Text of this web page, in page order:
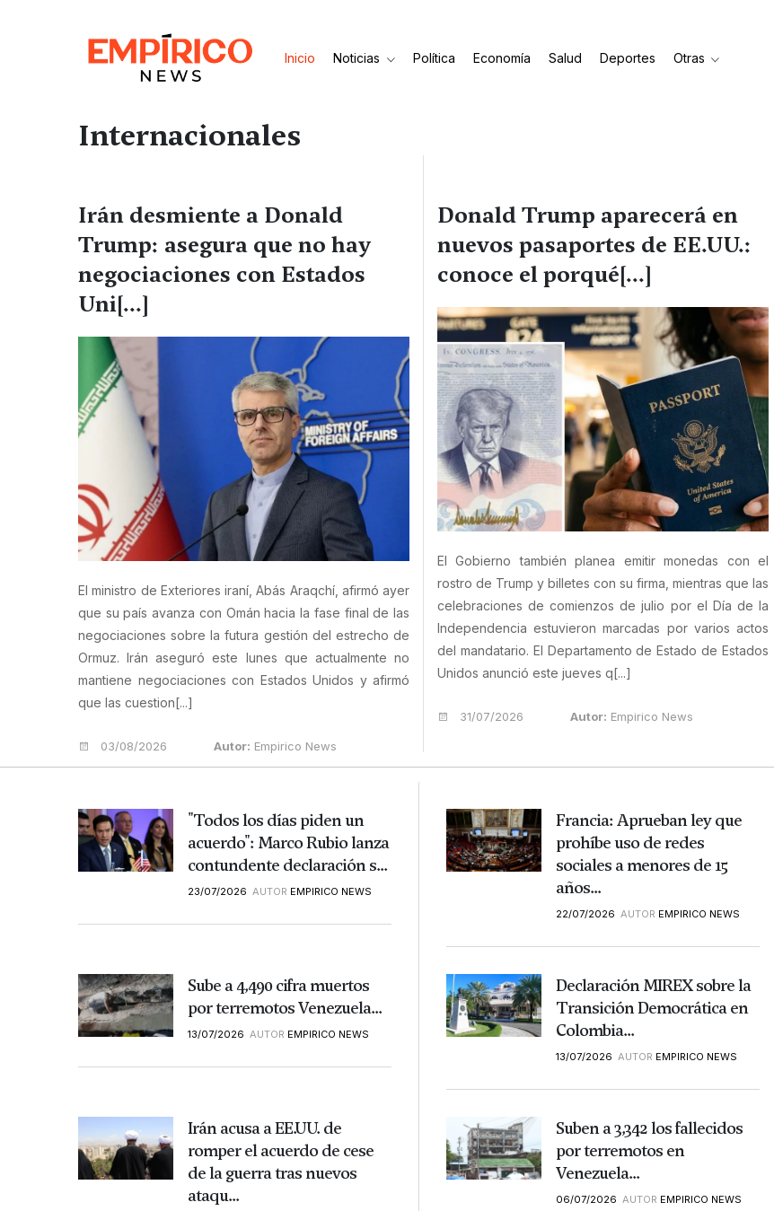
Inicio Noticias Política Economía Salud Deportes Otras
Internacionales
Irán desmiente a Donald
Trump: asegura que no hay
negociaciones con Estados
Uni[...]
El ministro de Exteriores iraní, Abás Araqchí, afirmó ayer
que su país avanza con Omán hacia la fase final de las
negociaciones sobre la futura gestión del estrecho de
Ormuz. Irán aseguró este lunes que actualmente no
mantiene negociaciones con Estados Unidos y afirmó
que las cuestion[...]
03/08/2026 Autor: Empirico News
Donald Trump aparecerá en
nuevos pasaportes de EE.UU.:
conoce el porqué[...]
El Gobierno también planea emitir monedas con el
rostro de Trump y billetes con su firma, mientras que las
celebraciones de comienzos de julio por el Día de la
Independencia estuvieron marcadas por varios actos
del mandatario. El Departamento de Estado de Estados
Unidos anunció este jueves q[...]
31/07/2026 Autor: Empirico News
"Todos los días piden un
acuerdo": Marco Rubio lanza
contundente declaración s...
23/07/2026 AUTOR EMPIRICO NEWS
Francia: Aprueban ley que
prohíbe uso de redes
sociales a menores de 15
años...
22/07/2026 AUTOR EMPIRICO NEWS
Sube a 4,490 cifra muertos
por terremotos Venezuela...
13/07/2026 AUTOR EMPIRICO NEWS
Declaración MIREX sobre la
Transición Democrática en
Colombia...
13/07/2026 AUTOR EMPIRICO NEWS
Irán acusa a EE.UU. de
romper el acuerdo de cese
de la guerra tras nuevos
ataqu...
Suben a 3,342 los fallecidos
por terremotos en
Venezuela...
06/07/2026 AUTOR EMPIRICO NEWS